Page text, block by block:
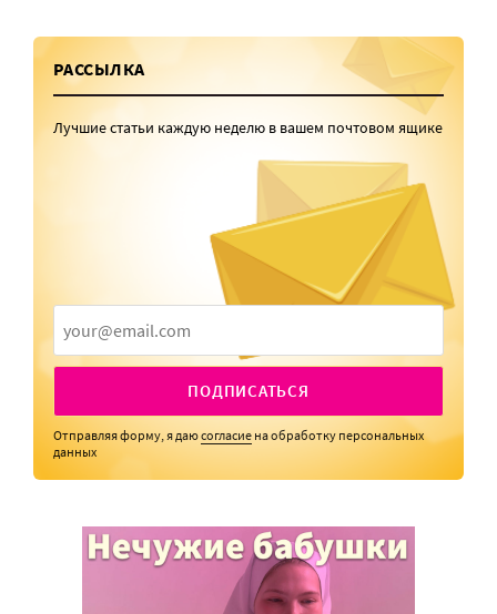
РАССЫЛКА
Лучшие статьи каждую неделю в вашем почтовом ящике
ПОДПИСАТЬСЯ
Отправляя форму, я даюсогласие на обработку персональных
данных